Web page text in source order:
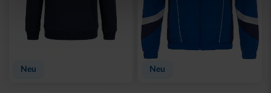
Neu Neu